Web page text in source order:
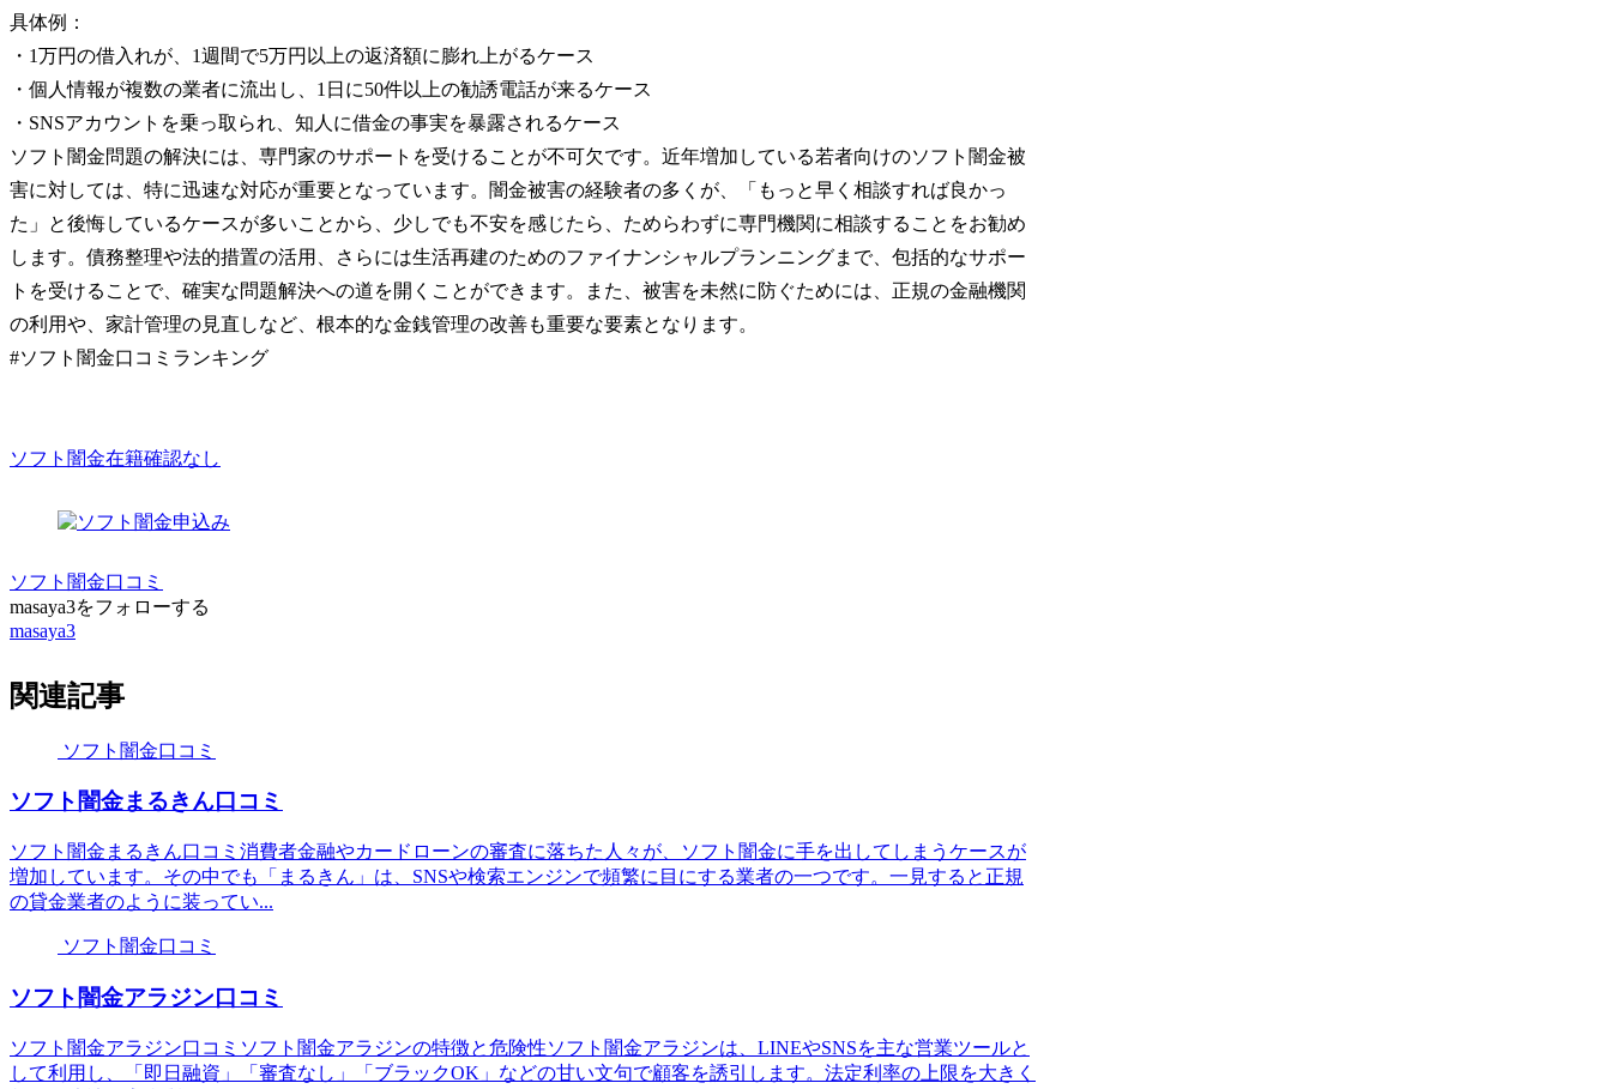
具体例：
・1万円の借入れが、1週間で5万円以上の返済額に膨れ上がるケース
・個人情報が複数の業者に流出し、1日に50件以上の勧誘電話が来るケース
・SNSアカウントを乗っ取られ、知人に借金の事実を暴露されるケース
ソフト闇金問題の解決には、専門家のサポートを受けることが不可欠です。近年増加している若者向けのソフト闇金被
害に対しては、特に迅速な対応が重要となっています。闇金被害の経験者の多くが、「もっと早く相談すれば良かっ
た」と後悔しているケースが多いことから、少しでも不安を感じたら、ためらわずに専門機関に相談することをお勧め
します。債務整理や法的措置の活用、さらには生活再建のためのファイナンシャルプランニングまで、包括的なサポー
トを受けることで、確実な問題解決への道を開くことができます。また、被害を未然に防ぐためには、正規の金融機関
の利用や、家計管理の見直しなど、根本的な金銭管理の改善も重要な要素となります。
#ソフト闇金口コミランキング
ソフト闇金在籍確認なし
ソフト闇金口コミ
masaya3をフォローする
masaya3
関連記事
ソフト闇金口コミ
ソフト闇金まるきん口コミ
ソフト闇金まるきん口コミ消費者金融やカードローンの審査に落ちた人々が、ソフト闇金に手を出してしまうケースが
増加しています。その中でも「まるきん」は、SNSや検索エンジンで頻繁に目にする業者の一つです。一見すると正規
の貸金業者のように装ってい...
ソフト闇金口コミ
ソフト闇金アラジン口コミ
ソフト闇金アラジン口コミソフト闇金アラジンの特徴と危険性ソフト闇金アラジンは、LINEやSNSを主な営業ツールと
して利用し、「即日融資」「審査なし」「ブラックOK」などの甘い文句で顧客を誘引します。法定利率の上限を大きく